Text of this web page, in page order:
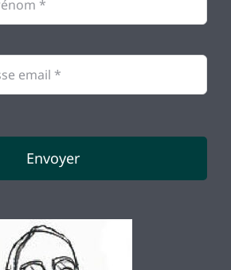
Envoyer